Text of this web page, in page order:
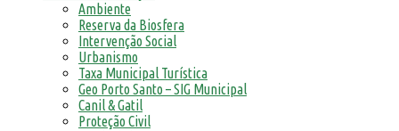
Ambiente
Reserva da Biosfera
Intervenção Social
Urbanismo
Taxa Municipal Turística
Geo Porto Santo – SIG Municipal
Canil & Gatil
Proteção Civil